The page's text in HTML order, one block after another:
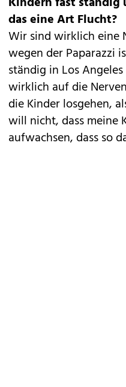
das eine Art Flucht?
Wir sind wirklich eine
wegen der Paparazzi
ständig in Los
wirklich auf die
die Kinder losgehen,
will nicht, dass meine
aufwachsen, dass so